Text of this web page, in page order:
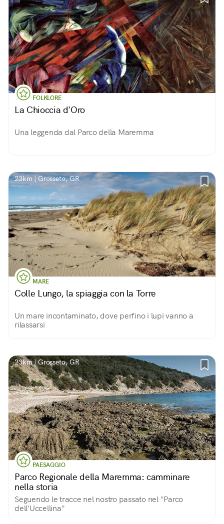
FOLKLORE
La Chioccia d'Oro
Una leggenda dal Parco della Maremma
23km | Grosseto, GR
MARE
Colle Lungo, la spiaggia con la Torre
Un mare incontaminato, dove perfino i lupi vanno a
rilassarsi
23km | Grosseto, GR
PAESAGGIO
Parco Regionale della Maremma: camminare
nella storia
Seguendo le tracce nel nostro passato nel "Parco
dell'Uccellina"